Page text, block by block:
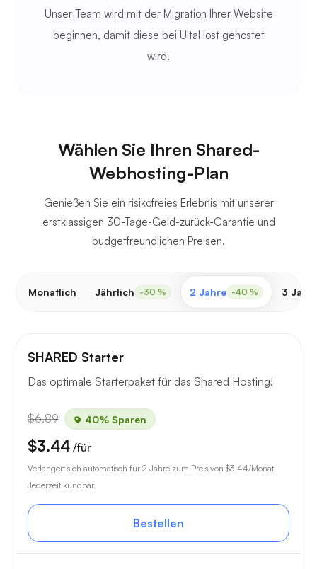
Unser Team wird mit der Migration Ihrer Website
beginnen, damit diese bei UltaHost gehostet
wird.
Wählen Sie Ihren Shared-
Webhosting-Plan
Genießen Sie ein risikofreies Erlebnis mit unserer
erstklassigen 30-Tage-Geld-zurück-Garantie und
budgetfreundlichen Preisen.
Monatlich Jährlich -30 % 2 Jahre -40 % 3
SHARED Starter
Das optimale Starterpaket für das Shared Hosting!
$6.89 40% Sparen
$3.44 /für
Verlängert sich automatisch für 2 Jahre zum Preis von $3.44/Monat.
Jederzeit kündbar.
Bestellen